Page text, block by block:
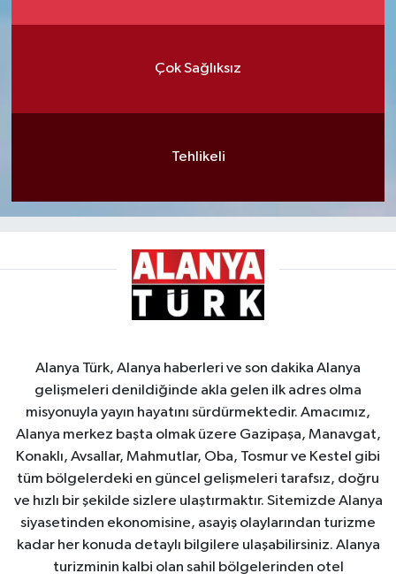
Çok Sağlıksız
Tehlikeli
Alanya Türk, Alanya haberleri ve son dakika Alanya
gelişmeleri denildiğinde akla gelen ilk adres olma
misyonuyla yayın hayatını sürdürmektedir. Amacımız,
Alanya merkez başta olmak üzere Gazipaşa, Manavgat,
Konaklı, Avsallar, Mahmutlar, Oba, Tosmur ve Kestel gibi
tüm bölgelerdeki en güncel gelişmeleri tarafsız, doğru
ve hızlı bir şekilde sizlere ulaştırmaktır. Sitemizde Alanya
siyasetinden ekonomisine, asayiş olaylarından turizme
kadar her konuda detaylı bilgilere ulaşabilirsiniz. Alanya
turizminin kalbi olan sahil bölgelerinden otel